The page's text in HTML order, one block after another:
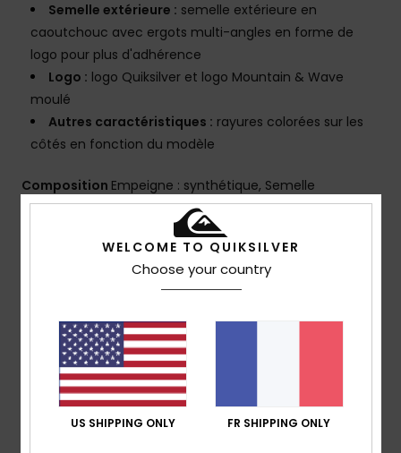
Semelle extérieure : semelle extérieure en
caoutchouc avec ergots multi-angles en forme de
logo pour plus d'adhérence
Logo : logo Quiksilver et logo Mountain & Wave
moulé
Autres caractéristiques : rayures colorées sur les
côtés en fonction du modèle
Composition Empeigne : synthétique, Semelle
extérieure : caoutchouc expansé
Traçabilité du produit (Loi Agec)
Avis clients
WELCOME TO QUIKSILVER
Choose your country
US SHIPPING ONLY FR SHIPPING ONLY